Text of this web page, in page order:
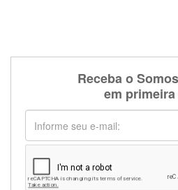
Receba o
em